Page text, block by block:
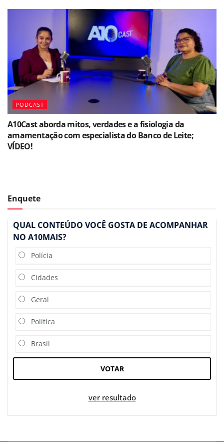
PODCAST
A10Cast aborda mitos, verdades e a fisiologia da
amamentação com especialista do Banco de Leite;
VÍDEO!
Enquete
QUAL CONTEÚDO VOCÊ GOSTA DE ACOMPANHAR
NO A10MAIS?
Polícia
Cidades
Geral
Política
Brasil
VOTAR
ver resultado